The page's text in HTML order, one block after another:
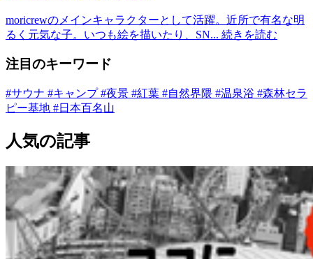
moricrewのメインキャラクターとして活躍。近所で有名な明
るく元気な子。いつも絵を描いたり、SN... 続きを読む
注目のキーワード
#サウナ #キャンプ#夜景 #紅葉 #自然界隈 #温泉浴 #森林セラ
ピー基地 #日本百名山
人気の記事